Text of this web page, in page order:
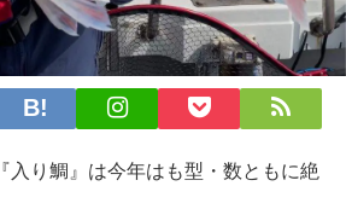
入り鯛』は今年はも型・数ともに絶